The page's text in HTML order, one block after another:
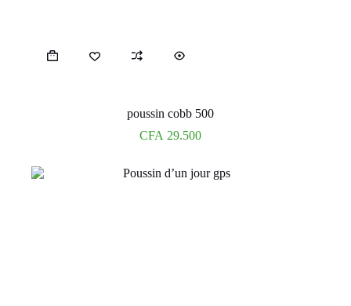
poussin cobb 500
CFA 29.500